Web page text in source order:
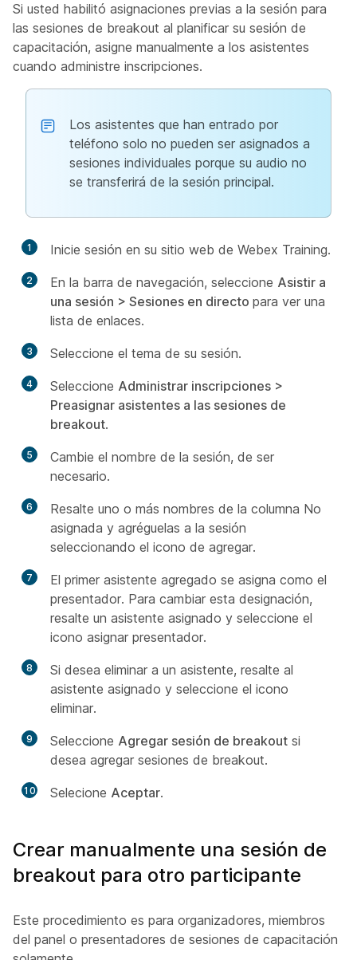
Si usted habilitó asignaciones previas a la sesión para
las sesiones de breakout al planificar su sesión de
capacitación, asigne manualmente a los asistentes
cuando administre inscripciones.
Los asistentes que han entrado por
teléfono solo no pueden ser asignados a
sesiones individuales porque su audio no
se transferirá de la sesión principal.
1 Inicie sesión en su sitio web de Webex Training.
2 En la barra de navegación, seleccione Asistir a
una sesión > Sesiones en directo para ver una
lista de enlaces.
3 Seleccione el tema de su sesión.
4 Seleccione Administrar inscripciones >
Preasignar asistentes a las sesiones de
breakout.
5
Cambie el nombre de la sesión, de ser
necesario.
6
Resalte uno o más nombres de la columna No
asignada y agréguelas a la sesión
seleccionando el icono de agregar.
7
El primer asistente agregado se asigna como el
presentador. Para cambiar esta designación,
resalte un asistente asignado y seleccione el
icono asignar presentador.
8
Si desea eliminar a un asistente, resalte al
asistente asignado y seleccione el icono
eliminar.
9 Seleccione Agregar sesión de breakout si
desea agregar sesiones de breakout.
10 Selecione Aceptar.
Crear manualmente una sesión de
breakout para otro participante
Este procedimiento es para organizadores, miembros
del panel o presentadores de sesiones de capacitación